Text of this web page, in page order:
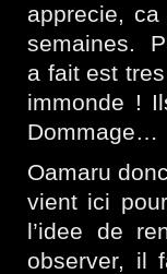
apprecie,
semaines.
a fait est
immonde !
Dommage…
Oamaru
vient ici
l’idee de
observer, il